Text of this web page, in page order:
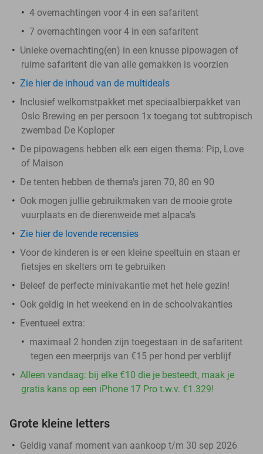
4 overnachtingen voor 4 in een safaritent
7 overnachtingen voor 4 in een safaritent
Unieke overnachting(en) in een knusse pipowagen of
ruime safaritent die van alle gemakken is voorzien
Zie hier de inhoud van de multideals
Inclusief welkomstpakket met speciaalbierpakket van
Oslo Brewing en per persoon 1x toegang tot subtropisch
zwembad De Koploper
De pipowagens hebben elk een eigen thema: Pip, Love
of Maison
De tenten hebben de thema's jaren 70, 80 en 90
Ook mogen jullie gebruikmaken van de mooie grote
vuurplaats en de dierenweide met alpaca's
Zie hier de lovende recensies
Voor de kinderen is er een kleine speeltuin en staan er
fietsjes en skelters om te gebruiken
Beleef de perfecte minivakantie met het hele gezin!
Ook geldig in het weekend en in de schoolvakanties
Eventueel extra:
maximaal 2 honden zijn toegestaan in de safaritent
tegen een meerprijs van €15 per hond per verblijf
Alleen vandaag: bij elke €10 die je besteedt, maak je
gratis kans op een iPhone 17 Pro t.w.v. €1.329!
Grote kleine letters
Geldig vanaf moment van aankoop t/m 30 sep 2026